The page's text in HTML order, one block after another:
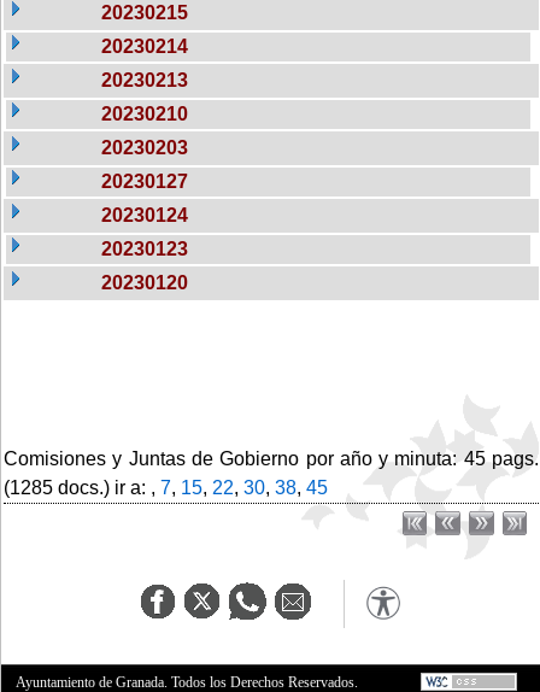
20230215
20230214
20230213
20230210
20230203
20230127
20230124
20230123
20230120
Comisiones y Juntas de Gobierno por año y minuta: 45 pags.
(1285 docs.) ir a: , 7, 15, 22, 30, 38, 45
Ayuntamiento de Granada. Todos los Derechos Reservados.